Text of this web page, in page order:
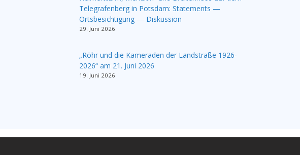
Telegrafenberg in Potsdam: Statements —
Ortsbesichtigung — Diskussion
29. Juni 2026
„Röhr und die Kameraden der Landstraße 1926-
2026“ am 21. Juni 2026
19. Juni 2026